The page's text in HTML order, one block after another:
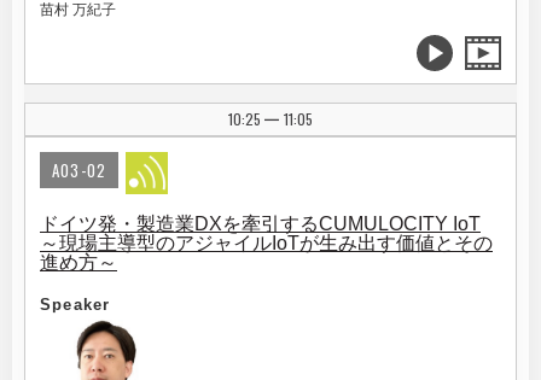
苗村 万紀子
10:25 | 11:05
A03-02
ドイツ発・製造業DXを牽引するCUMULOCITY IoT
～現場主導型のアジャイルIoTが生み出す価値とその
進め方～
Speaker